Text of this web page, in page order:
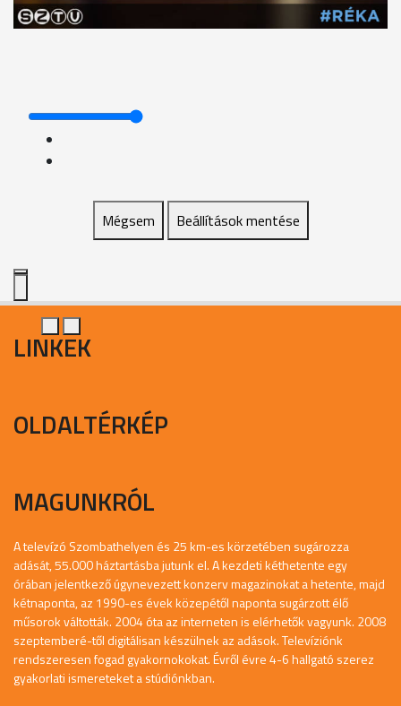
Mégsem Beállítások mentése
LINKEK
OLDALTÉRKÉP
MAGUNKRÓL
A televízó Szombathelyen és 25 km-es körzetében sugározza
adását, 55.000 háztartásba jutunk el. A kezdeti kéthetente egy
órában jelentkező úgynevezett konzerv magazinokat a hetente, majd
kétnaponta, az 1990-es évek közepétől naponta sugárzott élő
műsorok váltották. 2004 óta az interneten is elérhetők vagyunk. 2008
szeptemberé-től digitálisan készülnek az adások. Televíziónk
rendszeresen fogad gyakornokokat. Évről évre 4-6 hallgató szerez
gyakorlati ismereteket a stúdiónkban.